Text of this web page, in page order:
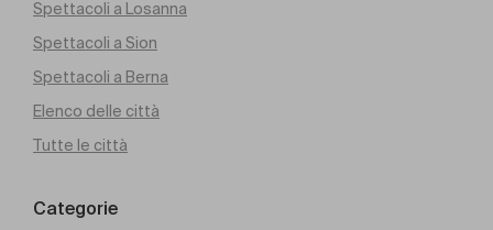
Spettacoli a Losanna
Spettacoli a Sion
Spettacoli a Berna
Elenco delle città
Tutte le città
Categorie